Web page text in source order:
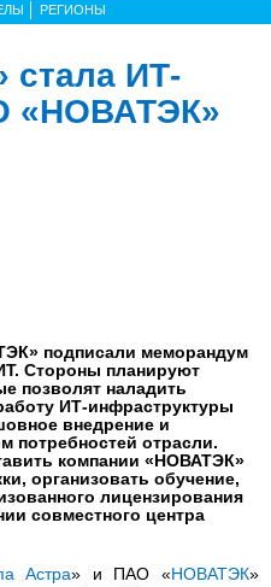
РЕГИОНЫ
стала ИТ-
«НОВАТЭК»
подписали меморандум
Стороны планируют
позволят наладить
ИТ-инфраструктуры
внедрение и
потребностей отрасли.
компании «НОВАТЭК»
организовать обучение,
лицензирования
совместного центра
Астра» и ПАО «НОВАТЭК»